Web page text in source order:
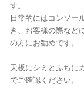
す。
日常的にはコンソー
き、お客様の際など
の方にお勧めです。
天板にシミとふちに
でご確認ください。